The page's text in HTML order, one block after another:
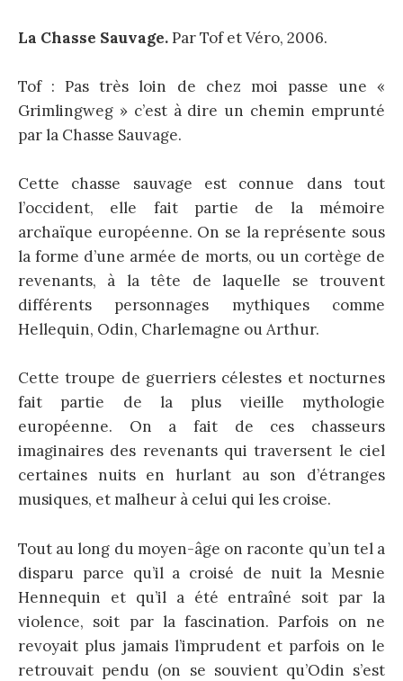
La Chasse Sauvage.Par Tof et Véro, 2006.
Tof : Pas très loin de chez moi passe une «
Grimlingweg » c’est à dire un chemin emprunté
par la Chasse Sauvage.
Cette chasse sauvage est connue dans tout
l’occident, elle fait partie de la mémoire
archaïque européenne. On se la représente sous
la forme d’une armée de morts, ou un cortège de
revenants, à la tête de laquelle se trouvent
différents personnages mythiques comme
Hellequin, Odin, Charlemagne ou Arthur.
Cette troupe de guerriers célestes et nocturnes
fait partie de la plus vieille mythologie
européenne. On a fait de ces chasseurs
imaginaires des revenants qui traversent le ciel
certaines nuits en hurlant au son d’étranges
musiques, et malheur à celui qui les croise.
Tout au long du moyen-âge on raconte qu’un tel a
disparu parce qu’il a croisé de nuit la Mesnie
Hennequin et qu’il a été entraîné soit par la
violence, soit par la fascination. Parfois on ne
revoyait plus jamais l’imprudent et parfois on le
retrouvait pendu (on se souvient qu’Odin s’est